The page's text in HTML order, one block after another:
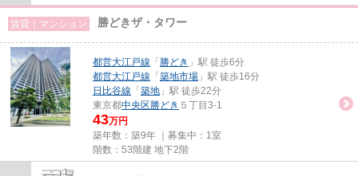
賃貸｜マンション 勝どきザ・タワー
都営大江戸線 「 勝どき 」駅 徒歩6分
都営大江戸線 「 築地市場 」駅 徒歩16分
日比谷線 「 築地 」駅 徒歩22分
東京都中央区勝どき ５丁目3-1
43万円
築年数：築9年 ｜募集中： 1室
階数：53階建 地下2階